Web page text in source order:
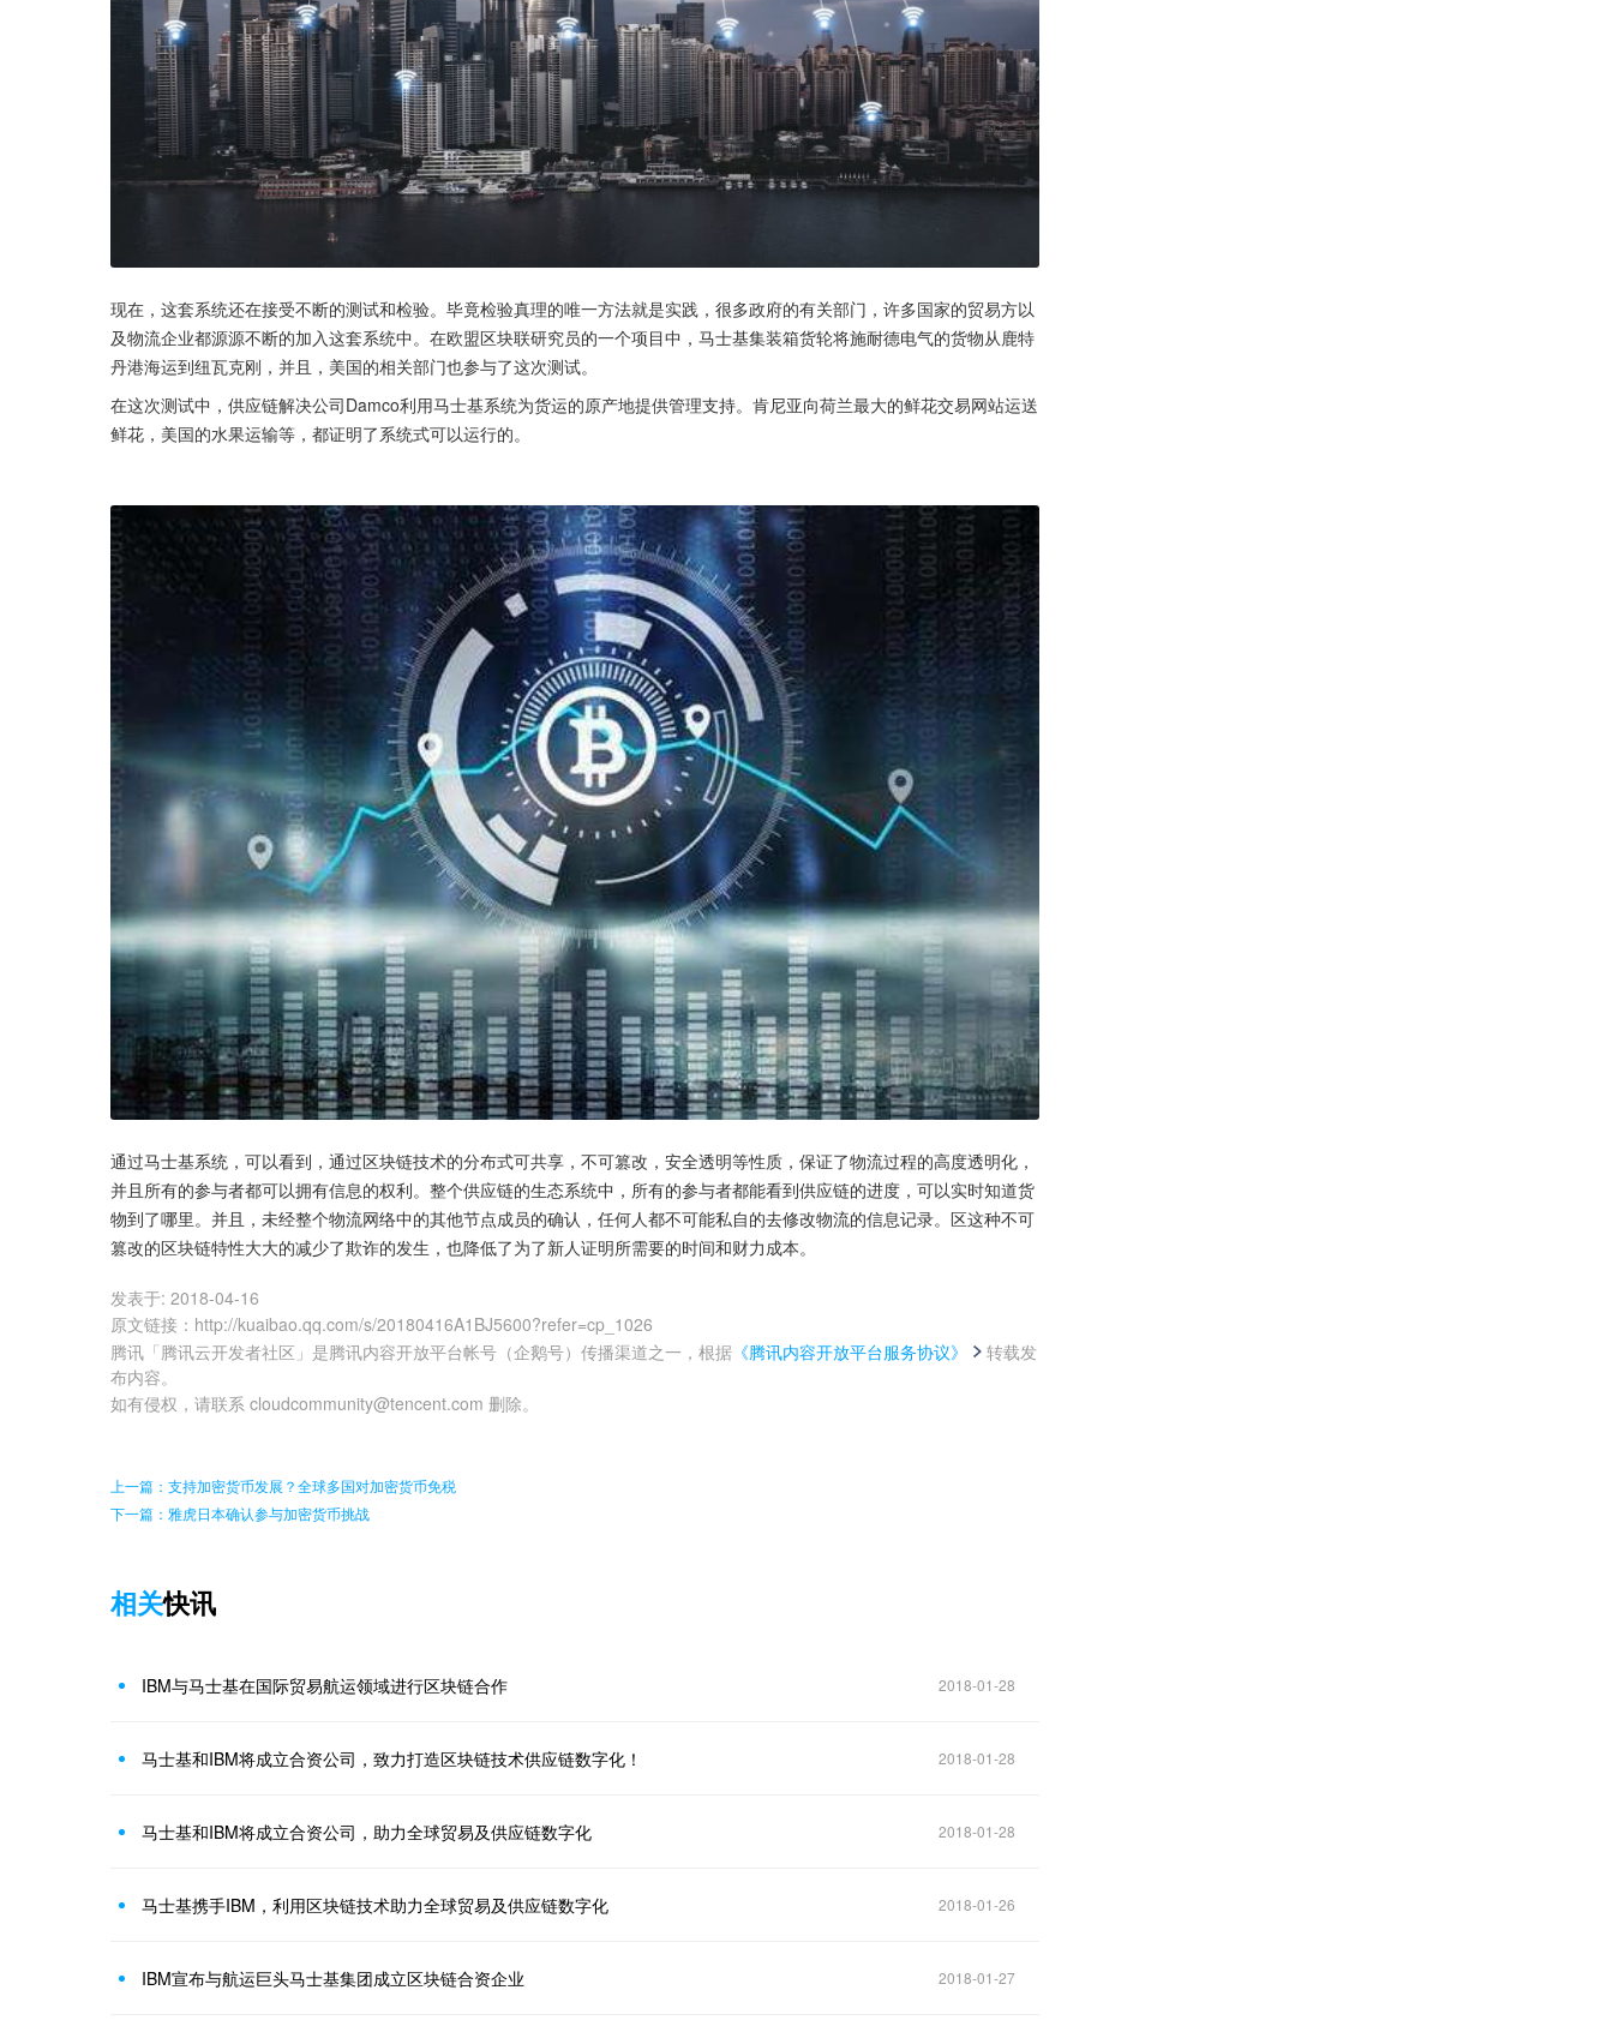
现在，这套系统还在接受不断的测试和检验。毕竟检验真理的唯一方法就是实践，很多政府的有关部门，许多国家的贸易方以
及物流企业都源源不断的加入这套系统中。在欧盟区块联研究员的一个项目中，马士基集装箱货轮将施耐德电气的货物从鹿特
丹港海运到纽瓦克刚，并且，美国的相关部门也参与了这次测试。
在这次测试中，供应链解决公司Damco利用马士基系统为货运的原产地提供管理支持。肯尼亚向荷兰最大的鲜花交易网站运送
鲜花，美国的水果运输等，都证明了系统式可以运行的。
通过马士基系统，可以看到，通过区块链技术的分布式可共享，不可篡改，安全透明等性质，保证了物流过程的高度透明化，
并且所有的参与者都可以拥有信息的权利。整个供应链的生态系统中，所有的参与者都能看到供应链的进度，可以实时知道货
物到了哪里。并且，未经整个物流网络中的其他节点成员的确认，任何人都不可能私自的去修改物流的信息记录。区这种不可
篡改的区块链特性大大的减少了欺诈的发生，也降低了为了新人证明所需要的时间和财力成本。
发表于: 2018-04-16
原文链接 ： http://kuaibao.qq.com/s/20180416A1BJ5600?refer=cp_1026
腾讯「腾讯云开发者社区」是腾讯内容开放平台帐号（企鹅号）传播渠道之一，根据 《腾讯内容开放平台服务协议》
转载发
布内容。
如有侵权，请联系 cloudcommunity@tencent.com 删除。
上一篇：支持加密货币发展？全球多国对加密货币免税
下一篇：雅虎日本确认参与加密货币挑战
相关快讯
IBM与马士基在国际贸易航运领域进行区块链合作 2018-01-28
马士基和IBM将成立合资公司，致力打造区块链技术供应链数字化！ 2018-01-28
马士基和IBM将成立合资公司，助力全球贸易及供应链数字化 2018-01-28
马士基携手IBM，利用区块链技术助力全球贸易及供应链数字化 2018-01-26
IBM宣布与航运巨头马士基集团成立区块链合资企业 2018-01-27